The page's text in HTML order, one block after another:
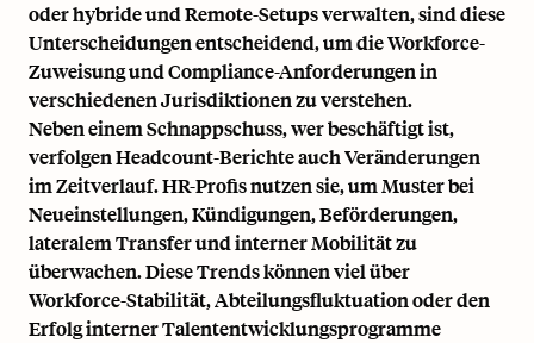
oder hybride und Remote-Setups verwalten, sind diese
Unterscheidungen entscheidend, um die Workforce-
Zuweisung und Compliance-Anforderungen in
verschiedenen Jurisdiktionen zu verstehen.
Neben einem Schnappschuss, wer beschäftigt ist,
verfolgen Headcount-Berichte auch Veränderungen
im Zeitverlauf. HR-Profis nutzen sie, um Muster bei
Neueinstellungen,Kündigungen, Beförderungen,
lateralem Transfer und interner Mobilität zu
überwachen. Diese Trends können viel über
Workforce-Stabilität, Abteilungsfluktuation oder den
Erfolg interner Talententwicklungsprogramme